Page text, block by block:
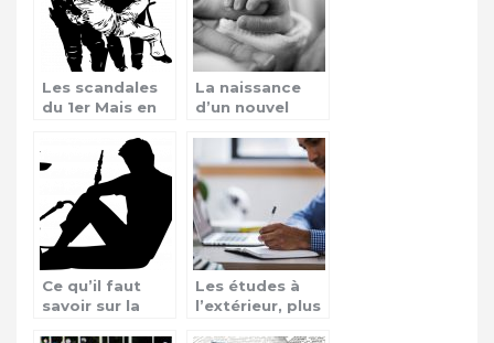
Les scandales
du 1er Mais en
La naissance
d’un nouvel
Angleterre
Ce qu’il faut
savoir sur la
Les études à
l’extérieur, plus